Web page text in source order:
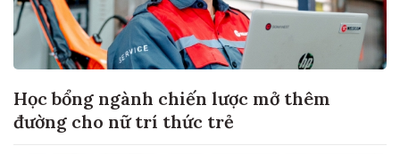
Học bổng ngành chiến lược mở thêm
đường cho nữ trí thức trẻ